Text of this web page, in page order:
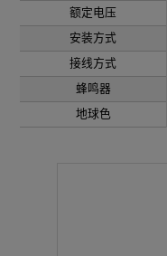
额定电压
安装方式
接线方式
蜂鸣器
地球色